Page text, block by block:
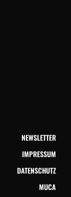
NEWSLETTER
IMPRESSUM
DATENSCHUTZ
MUCA